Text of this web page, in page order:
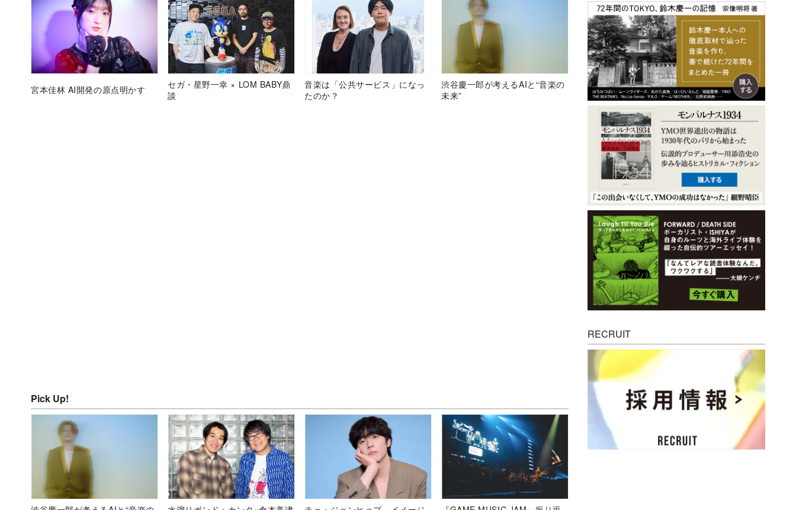
宮本佳林 AI開発の原点明かす
セガ・星野一幸 × LOM BABY鼎
談
音楽は「公共サービス」になっ
たのか？
渋谷慶一郎が考えるAIと“音楽の
未来”
Pick Up!
RECRUIT